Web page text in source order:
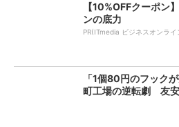
【10%OFFクーポン
ンの底力
PR(ITmedia ビジネスオンライ
「1個80円のフック
町工場の逆転劇 友